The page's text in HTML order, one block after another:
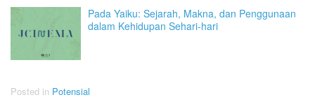
Pada Yaiku: Sejarah, Makna, dan Penggunaan
dalam Kehidupan Sehari-hari
Posted in Potensial